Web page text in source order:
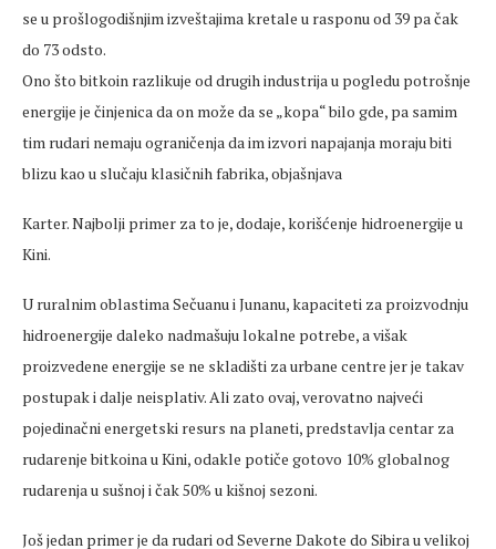
se u prošlogodišnjim izveštajima kretale u rasponu od 39 pa čak
do 73 odsto.
Ono što bitkoin razlikuje od drugih industrija u pogledu potrošnje
energije je činjenica da on može da se „kopa“ bilo gde, pa samim
tim rudari nemaju ograničenja da im izvori napajanja moraju biti
blizu kao u slučaju klasičnih fabrika, objašnjava
Karter. Najbolji primer za to je, dodaje, korišćenje hidroenergije u
Kini.
U ruralnim oblastima Sečuanu i Junanu, kapaciteti za proizvodnju
hidroenergije daleko nadmašuju lokalne potrebe, a višak
proizvedene energije se ne skladišti za urbane centre jer je takav
postupak i dalje neisplativ. Ali zato ovaj, verovatno najveći
pojedinačni energetski resurs na planeti, predstavlja centar za
rudarenje bitkoina u Kini, odakle potiče gotovo 10% globalnog
rudarenja u sušnoj i čak 50% u kišnoj sezoni.
Još jedan primer je da rudari od Severne Dakote do Sibira u velikoj